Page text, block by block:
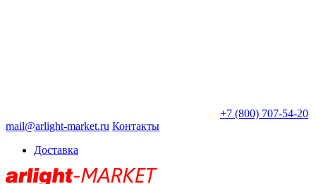
+7 (800) 707-54-20
mail@arlight-market.ru Контакты
Доставка